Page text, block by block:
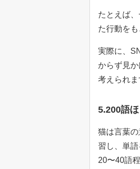
たとえば
た行動を
実際に、
からず見
考えられま
5.200語
猫は言葉
習し、単
20〜40語